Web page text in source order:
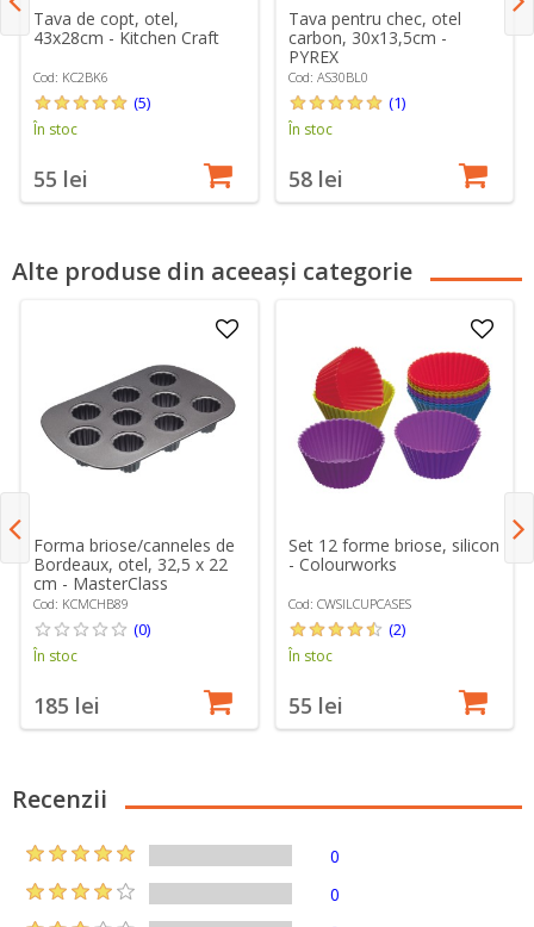
Tava de copt, otel,
43x28cm - Kitchen Craft
Cod: KC2BK6
(5)
În stoc
55 lei
Tava pentru chec, otel
carbon, 30x13,5cm -
PYREX
Cod: AS30BL0
(1)
În stoc
58 lei
Alte produse din aceeași categorie
Forma briose/canneles de
Bordeaux, otel, 32,5 x 22
cm - MasterClass
Cod: KCMCHB89
(0)
În stoc
185 lei
Set 12 forme briose, silicon
- Colourworks
Cod: CWSILCUPCASES
(2)
În stoc
55 lei
Recenzii
0
0